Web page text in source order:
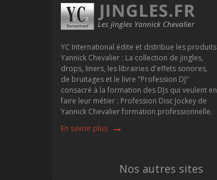
YC International édite et distribue les produits
Yannick Chevalier : La collection de jingles,
drops, liners, les librairies d'effets sonores,
de bruitages et le livre "Profession DJ"
consacré à la formation des DJs qui veulent en
faire leur métier : Profession Disc Jockey de
Yannick Chevalier formation professionnelle.
En savoir plus
Nos autres sites